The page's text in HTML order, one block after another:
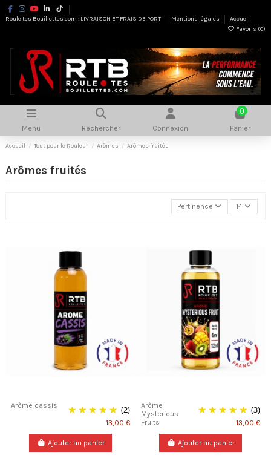
Roule tes Bouillettes.com : LIVRAISON ET FRAIS DE PORT Mentions légales
Accueil
Favoris (0)
Menu Rechercher Connexion
0
Panier
Accueil Tout pour le Rouleur Arômes Arômes fruités
Arômes fruités
Pertinence 14
Arôme cassis (2)
13,00 €
Ajouter au panier
Arôme
Mysterious
Fruits
(3)
13,00 €
Ajouter au panier